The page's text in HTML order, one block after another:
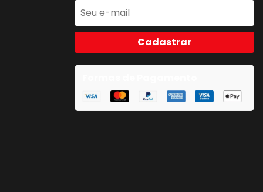
Cadastrar